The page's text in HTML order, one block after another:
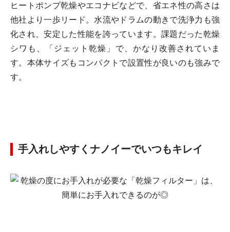
ヒートポンプ乾燥やエコナビなどで、省エネ性の高さは
他社より一歩リード。水流やドラムの動きで洗浄力も強
化され、安定した性能を誇っています。課題だった乾燥
シワも、「ジェット乾燥」で、かなり改善されていま
す。本体サイズもコンパクトで設置性が良いのも強みで
す。
手入れしやすくナノイーでいつもキレイ